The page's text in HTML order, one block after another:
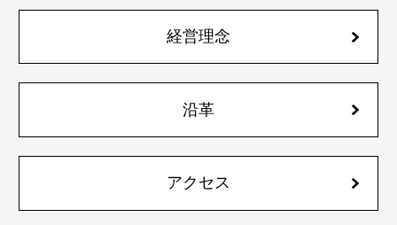
経営理念
沿革
アクセス